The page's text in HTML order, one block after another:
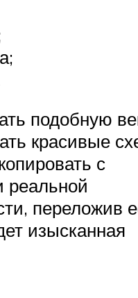
подобную
красивые
с
реальной
переложив
изысканная